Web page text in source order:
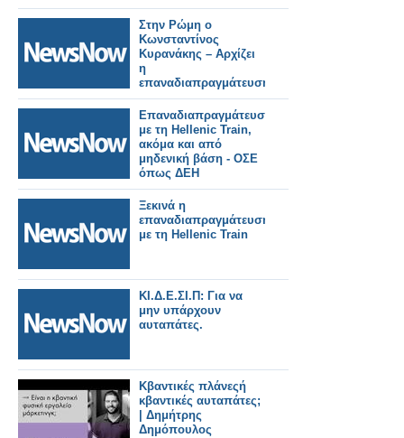
Στην Ρώμη ο
Κωνσταντίνος
Κυρανάκης – Αρχίζει
η
επαναδιαπραγμάτευση
με την Hellenic Train
Επαναδιαπραγμάτευση
με τη Hellenic Train,
ακόμα και από
μηδενική βάση - ΟΣΕ
όπως ΔΕΗ
Ξεκινά η
επαναδιαπραγμάτευση
με τη Hellenic Train
ΚΙ.Δ.Ε.ΣΙ.Π: Για να
μην υπάρχουν
αυταπάτες.
Κβαντικές πλάνεςή
κβαντικές αυταπάτες;
| Δημήτρης
Δημόπουλος